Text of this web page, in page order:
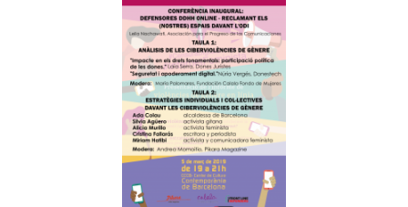
Transferència
Totes les Notícies